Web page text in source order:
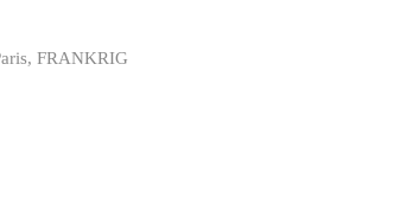
FRANKRIG